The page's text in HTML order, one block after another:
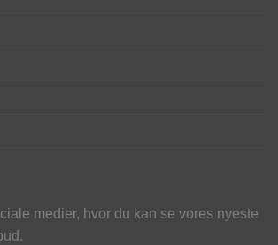
medier, hvor du kan se vores nyeste